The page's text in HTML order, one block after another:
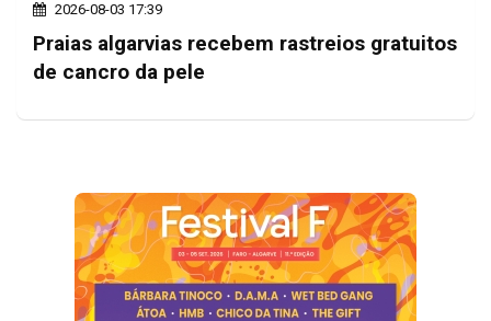
2026-08-03 17:39
Praias algarvias recebem rastreios gratuitos
de cancro da pele